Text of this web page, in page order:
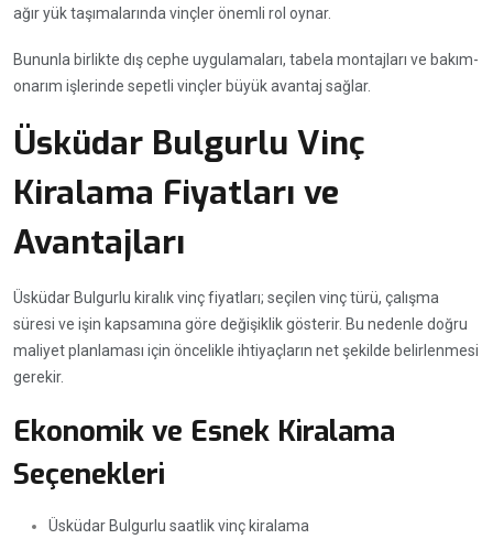
ağır yük taşımalarında vinçler önemli rol oynar.
Bununla birlikte dış cephe uygulamaları, tabela montajları ve bakım-
onarım işlerinde sepetli vinçler büyük avantaj sağlar.
Üsküdar Bulgurlu Vinç
Kiralama Fiyatları ve
Avantajları
Üsküdar Bulgurlu kiralık vinç fiyatları; seçilen vinç türü, çalışma
süresi ve işin kapsamına göre değişiklik gösterir. Bu nedenle doğru
maliyet planlaması için öncelikle ihtiyaçların net şekilde belirlenmesi
gerekir.
Ekonomik ve Esnek Kiralama
Seçenekleri
Üsküdar Bulgurlu saatlik vinç kiralama